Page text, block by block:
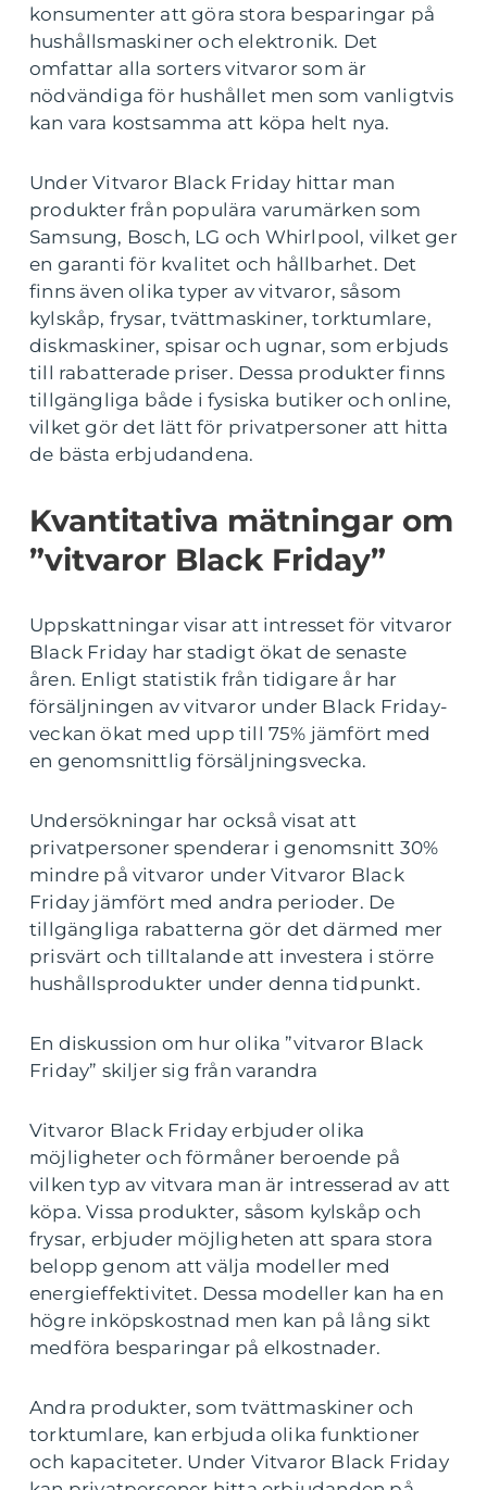
konsumenter att göra stora besparingar på
hushållsmaskiner och elektronik. Det
omfattar alla sorters vitvaror som är
nödvändiga för hushållet men som vanligtvis
kan vara kostsamma att köpa helt nya.
Under Vitvaror Black Friday hittar man
produkter från populära varumärken som
Samsung, Bosch, LG och Whirlpool, vilket ger
en garanti för kvalitet och hållbarhet. Det
finns även olika typer av vitvaror, såsom
kylskåp, frysar, tvättmaskiner, torktumlare,
diskmaskiner, spisar och ugnar, som erbjuds
till rabatterade priser. Dessa produkter finns
tillgängliga både i fysiska butiker och online,
vilket gör det lätt för privatpersoner att hitta
de bästa erbjudandena.
Kvantitativa mätningar om
”vitvaror Black Friday”
Uppskattningar visar att intresset för vitvaror
Black Friday har stadigt ökat de senaste
åren. Enligt statistik från tidigare år har
försäljningen av vitvaror under Black Friday-
veckan ökat med upp till 75% jämfört med
en genomsnittlig försäljningsvecka.
Undersökningar har också visat att
privatpersoner spenderar i genomsnitt 30%
mindre på vitvaror under Vitvaror Black
Friday jämfört med andra perioder. De
tillgängliga rabatterna gör det därmed mer
prisvärt och tilltalande att investera i större
hushållsprodukter under denna tidpunkt.
En diskussion om hur olika ”vitvaror Black
Friday” skiljer sig från varandra
Vitvaror Black Friday erbjuder olika
möjligheter och förmåner beroende på
vilken typ av vitvara man är intresserad av att
köpa. Vissa produkter, såsom kylskåp och
frysar, erbjuder möjligheten att spara stora
belopp genom att välja modeller med
energieffektivitet. Dessa modeller kan ha en
högre inköpskostnad men kan på lång sikt
medföra besparingar på elkostnader.
Andra produkter, som tvättmaskiner och
torktumlare, kan erbjuda olika funktioner
och kapaciteter. Under Vitvaror Black Friday